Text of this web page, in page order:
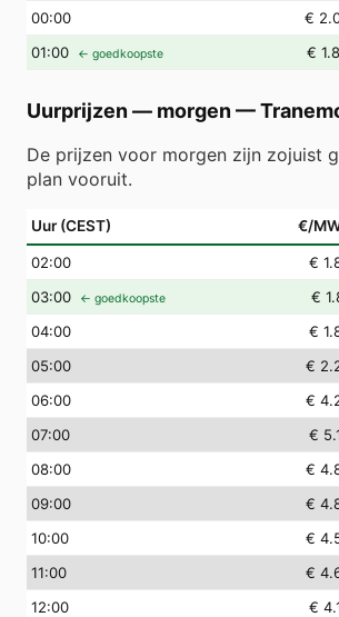
00:00 €
01:00 ← goedkoopste €
Uurprijzen — morgen —
De prijzen voor morgen zijn zojuist
plan vooruit.
Uur (CEST) €/
02:00 €
03:00 ← goedkoopste €
04:00 €
05:00 €
06:00 €
07:00 €
08:00 €
09:00 €
10:00 €
11:00 €
12:00 €